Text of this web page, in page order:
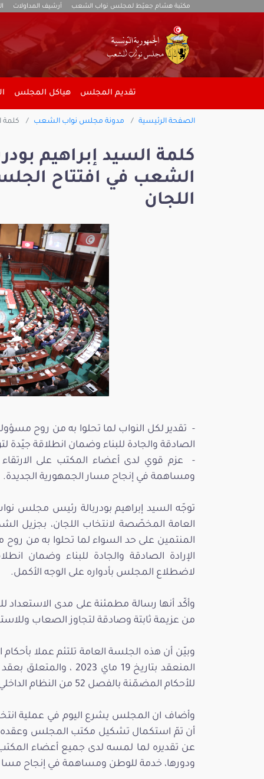
مكتبة هشام جعيّط لمجلس نواب الشعب أرشيف المداولات
تقديم المجلس هياكل المجلس
الصفحة الرئيسية مدونة مجلس نواب الشعب كلمة
كلمة السيد إبراهيم
الشعب في افتتاح
اللجان
- تقدير لكل النواب لما تحلوا به من روح
الصادقة والجادة للبناء وضمان انطلاقة جيّدة
-
عزم قوي لدى أعضاء المكتب على
ومساهمة في إنجاح مسار الجمهورية الجديدة.
العامة المخصّصة لانتخاب اللجان، بجزيل
المنتمين على حد السواء لما تحلوا به من
الإرادة الصادقة والجادة للبناء وضمان
لاضطلاع المجلس بأدواره على الوجه الأكمل.
وأكّد أنها رسالة مطمئنة على مدى الاستعداد
من عزيمة ثابتة وصادقة لتجاوز الصعاب
المنعقد بتاريخ 19 ماي
للأحكام المضمّنة بالفصل 52 من النظام الداخلي.
وأضاف ان المجلس يشرع اليوم في عملية
أن تمّ استكمال تشكيل مكتب المجلس وعقده
عن تقديره لما لمسه لدى جميع أعضاء
ودورها، خدمة للوطن ومساهمة في إنجاح مسار